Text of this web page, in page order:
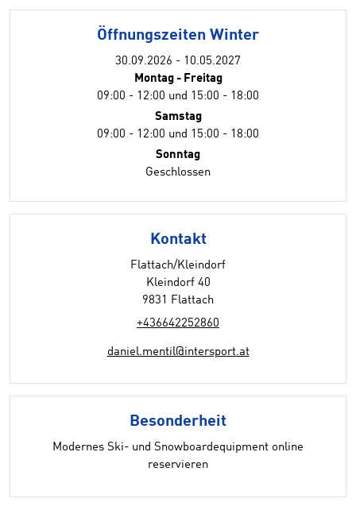
Öffnungszeiten Winter
30.09.2026 - 10.05.2027
Montag - Freitag
09:00 - 12:00 und 15:00 - 18:00
Samstag
09:00 - 12:00 und 15:00 - 18:00
Sonntag
Geschlossen
Kontakt
Flattach/Kleindorf
Kleindorf 40
9831 Flattach
+436642252860
daniel.mentil@intersport.at
Besonderheit
Modernes Ski- und Snowboardequipment online
reservieren